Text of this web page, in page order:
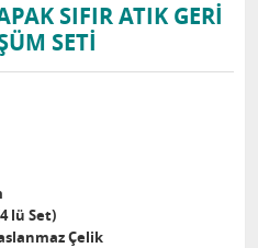
SIFIR ATIK GERİ
SETİ
lü Set)
Çelik